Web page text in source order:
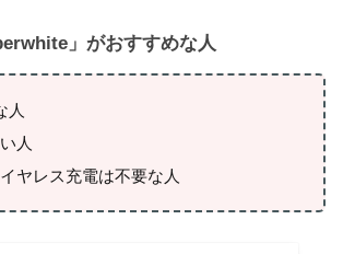
」がおすすめな人
人
人
ヤレス充電は不要な人